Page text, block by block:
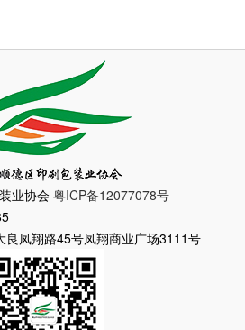
业协会 粤ICP备12077078号
良凤翔路45号凤翔商业广场3111号